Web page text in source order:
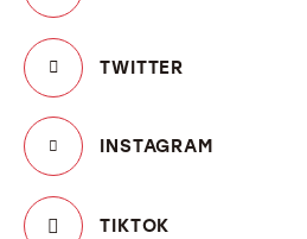
TWITTER
INSTAGRAM
TIKTOK